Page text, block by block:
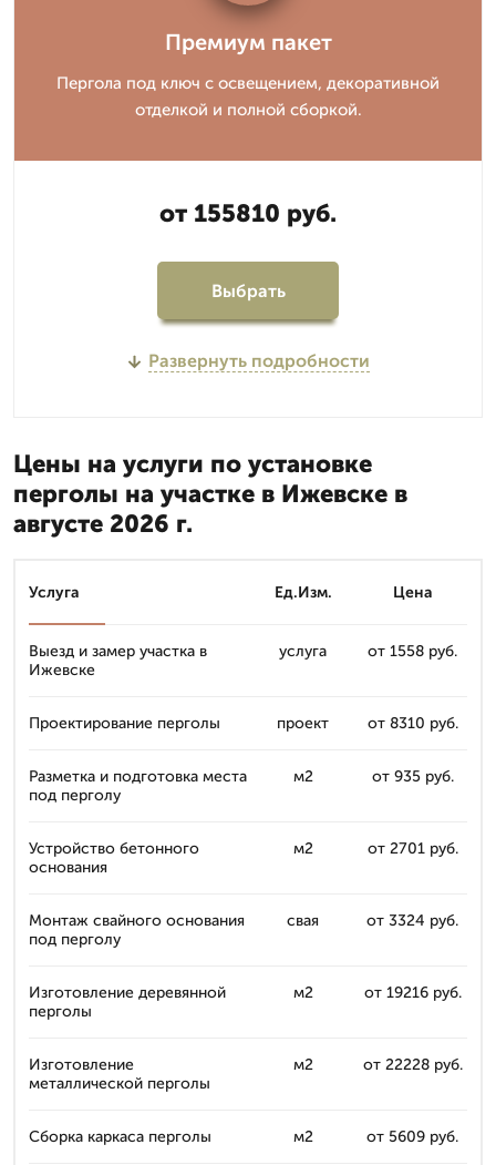
Премиум пакет
Пергола под ключ с освещением, декоративной
отделкой и полной сборкой.
от 155810 руб.
Выбрать
Развернуть подробности
Цены на услуги по установке
перголы на участке в Ижевске в
августе 2026 г.
Услуга Ед.Изм. Цена
Выезд и замер участка в
Ижевске
услуга от 1558 руб.
Проектирование перголы проект от 8310 руб.
Разметка и подготовка места
под перголу
м2 от 935 руб.
Устройство бетонного
основания
м2 от 2701 руб.
Монтаж свайного основания
под перголу
свая от 3324 руб.
Изготовление деревянной
перголы
м2 от 19216 руб.
Изготовление
металлической перголы
м2 от 22228 руб.
Сборка каркаса перголы м2 от 5609 руб.